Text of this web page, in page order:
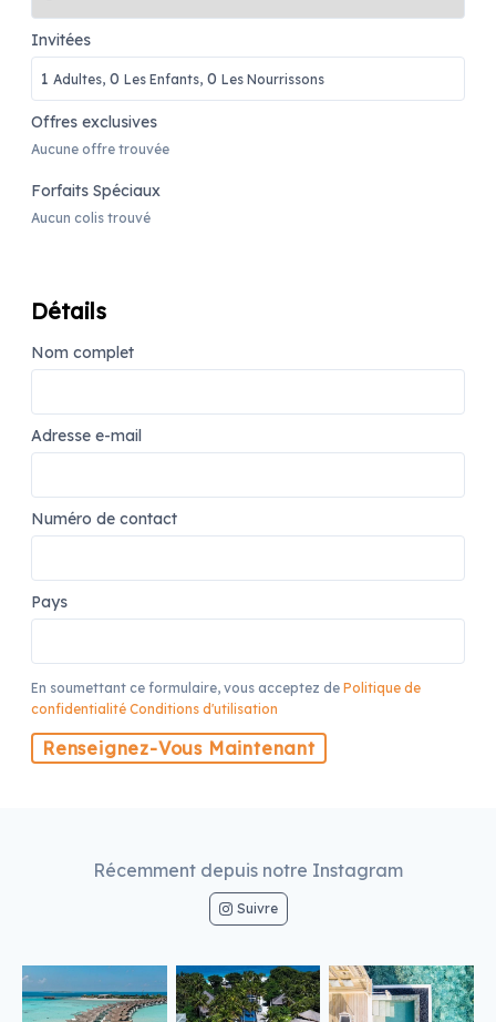
Invitées
1 Adultes, 0 Les Enfants, 0 Les Nourrissons
Offres exclusives
Aucune offre trouvée
Forfaits Spéciaux
Aucun colis trouvé
Détails
Nom complet
Adresse e-mail
Numéro de contact
Pays
En soumettant ce formulaire, vous acceptez de Politique de
confidentialité Conditions d'utilisation
Renseignez-Vous Maintenant
Récemment depuis notre Instagram
Suivre